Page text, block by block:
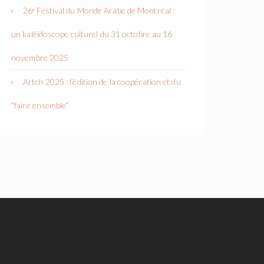
26ᵉ Festival du Monde Arabe de Montréal :
un kaléidoscope culturel du 31 octobre au 16
novembre 2025
Artch 2025 : l’édition de la coopération et du
“faire ensemble”